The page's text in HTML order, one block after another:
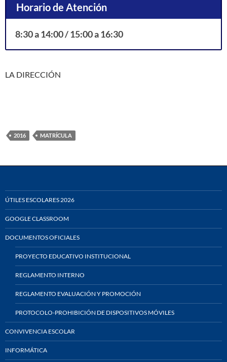
Horario de Atención
8:30 a 14:00 / 15:00 a 16:30
LA DIRECCIÓN
2016 MATRÍCULA
ÚTILES ESCOLARES 2026
GOOGLE CLASSROOM
DOCUMENTOS OFICIALES
PROYECTO EDUCATIVO INSTITUCIONAL
REGLAMENTO INTERNO
REGLAMENTO EVALUACIÓN Y PROMOCIÓN
PROTOCOLO-PROHIBICIÓN DE DISPOSITIVOS MÓVILES
CONVIVENCIA ESCOLAR
INFORMÁTICA